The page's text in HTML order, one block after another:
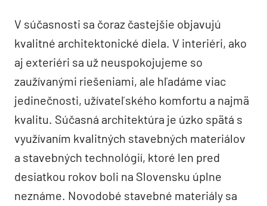
V súčasnosti sa čoraz častejšie objavujú
kvalitné architektonické diela. V interiéri, ako
aj exteriéri sa už neuspokojujeme so
zaužívanými riešeniami, ale hľadáme viac
jedinečnosti, užívateľského komfortu a najmä
kvalitu. Súčasná architektúra je úzko spätá s
využívaním kvalitných stavebných materiálov
a stavebných technológií, ktoré len pred
desiatkou rokov boli na Slovensku úplne
neznáme. Novodobé stavebné materiály sa